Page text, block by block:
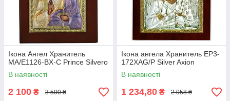
Ікона Ангел Хранитель
MA/E1126-BX-C Prince Silvero
В наявності
2 100 ₴ 3 500 ₴
Ікона ангела Хранитель EP3-
172XAG/P Silver Axion
В наявності
1 234,80 ₴ 2 058 ₴